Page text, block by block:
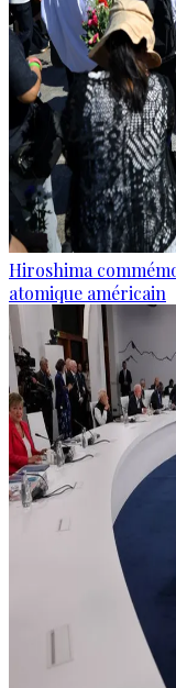
Hiroshima
atomique américain